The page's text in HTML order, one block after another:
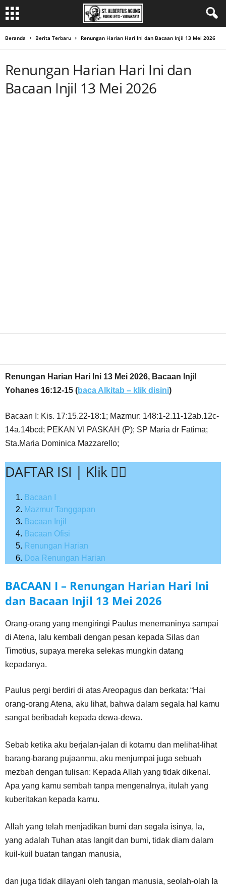
Beranda Berita Terbaru Renungan Harian Hari Ini dan Bacaan Injil 13 Mei 2026
Renungan Harian Hari Ini dan
Bacaan Injil 13 Mei 2026
Renungan Harian Hari Ini 13 Mei 2026, Bacaan Injil
Yohanes 16:12-15 (baca Alkitab – klik disini)
Bacaan I: Kis. 17:15.22-18:1; Mazmur: 148:1-2.11-12ab.12c-
14a.14bcd; PEKAN VI PASKAH (P); SP Maria dr Fatima;
Sta.Maria Dominica Mazzarello;
DAFTAR ISI | Klik 👇🏻
Bacaan I
Mazmur Tanggapan
Bacaan Injil
Bacaan Ofisi
Renungan Harian
Doa Renungan Harian
BACAAN I – Renungan Harian Hari Ini
dan Bacaan Injil 13 Mei 2026
Orang-orang yang mengiringi Paulus menemaninya sampai
di Atena, lalu kembali dengan pesan kepada Silas dan
Timotius, supaya mereka selekas mungkin datang
kepadanya.
Paulus pergi berdiri di atas Areopagus dan berkata: “Hai
orang-orang Atena, aku lihat, bahwa dalam segala hal kamu
sangat beribadah kepada dewa-dewa.
Sebab ketika aku berjalan-jalan di kotamu dan melihat-lihat
barang-barang pujaanmu, aku menjumpai juga sebuah
mezbah dengan tulisan: Kepada Allah yang tidak dikenal.
Apa yang kamu sembah tanpa mengenalnya, itulah yang
kuberitakan kepada kamu.
Allah yang telah menjadikan bumi dan segala isinya, Ia,
yang adalah Tuhan atas langit dan bumi, tidak diam dalam
kuil-kuil buatan tangan manusia,
dan juga tidak dilayani oleh tangan manusia, seolah-olah Ia